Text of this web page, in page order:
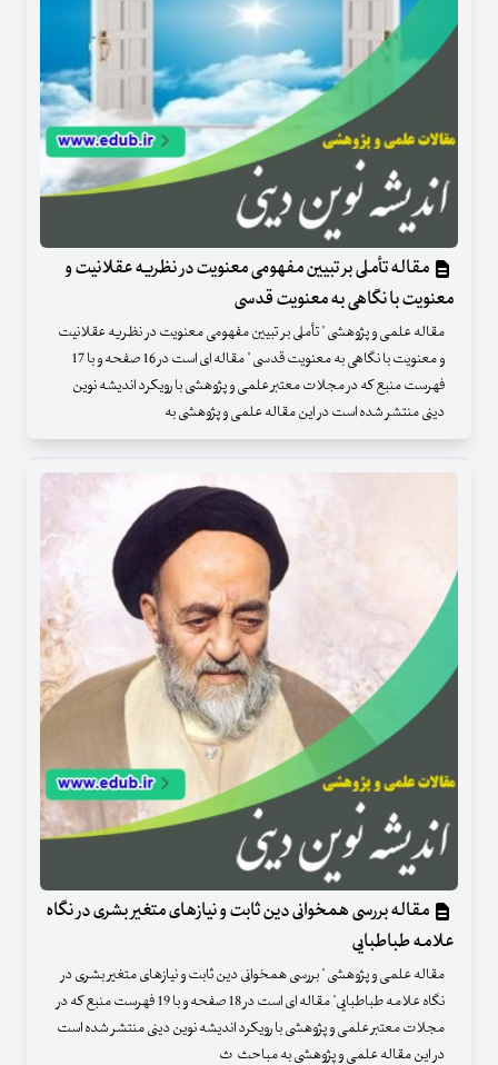
مقاله تأملی بر تبیین مفهومی معنویت در نظریه عقلانیت و
معنویت با نگاهی به معنویت قدسی
مقاله علمی و پژوهشی " تأملی بر تبیین مفهومی معنویت در نظریه عقلانیت
و معنویت با نگاهی به معنویت قدسی " مقاله ای است در 16 صفحه و با 17
فهرست منبع که در مجلات معتبر علمی و پژوهشی با رویکرد اندیشه نوین
دینی منتشر شده است در این مقاله علمی و پژوهشی به
مقاله بررسی همخوانی دین ثابت و نیازهای متغیر بشری در نگاه
علامه طباطبایی
مقاله علمی و پژوهشی " بررسی همخوانی دین ثابت و نیازهای متغیر بشری در
نگاه علامه طباطبایی" مقاله ای است در 18 صفحه و با 19 فهرست منبع که در
مجلات معتبر علمی و پژوهشی با رویکرد اندیشه نوین دینی منتشر شده است
در این مقاله علمی و پژوهشی به مباحث ث